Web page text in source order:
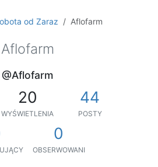
od Zaraz Aflofarm
Aflofarm
@Aflofarm
20
WYŚWIETLENIA
44
POSTY
0
OBSERWOWANI